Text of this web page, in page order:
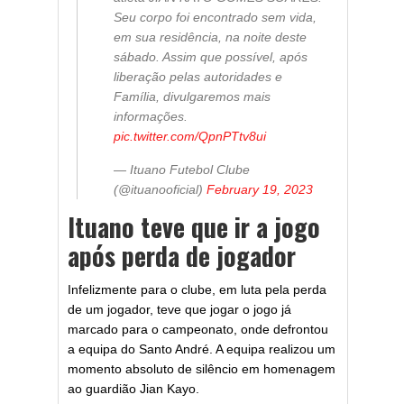
Seu corpo foi encontrado sem vida,
em sua residência, na noite deste
sábado. Assim que possível, após
liberação pelas autoridades e
Família, divulgaremos mais
informações.
pic.twitter.com/QpnPTtv8ui
— Ituano Futebol Clube
(@ituanooficial) February 19, 2023
Ituano teve que ir a jogo
após perda de jogador
Infelizmente para o clube, em luta pela perda
de um jogador, teve que jogar o jogo já
marcado para o campeonato, onde defrontou
a equipa do Santo André. A equipa realizou um
momento absoluto de silêncio em homenagem
ao guardião Jian Kayo.